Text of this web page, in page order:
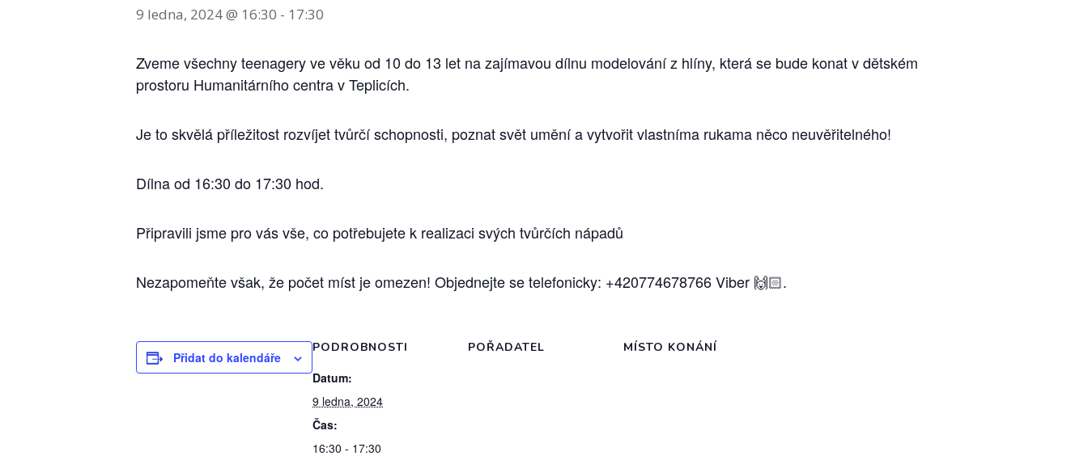
9 ledna, 2024 @ 16:30 - 17:30
Zveme všechny teenagery ve věku od 10 do 13 let na zajímavou dílnu modelování z hlíny, která se bude konat v dětském
prostoru Humanitárního centra v Teplicích.
Je to skvělá příležitost rozvíjet tvůrčí schopnosti, poznat svět umění a vytvořit vlastníma rukama něco neuvěřitelného!
Dílna od 16:30 do 17:30 hod.
Připravili jsme pro vás vše, co potřebujete k realizaci svých tvůrčích nápadů
Nezapomeňte však, že počet míst je omezen! Objednejte se telefonicky: +420774678766 Viber 🙌🏻.
Přidat do kalendáře
PODROBNOSTI
Datum:
9 ledna, 2024
Čas:
16:30 - 17:30
POŘADATEL MÍSTO KONÁNÍ